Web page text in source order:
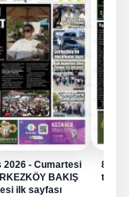
2026 - Cumartesi
BAKIŞ
ilk sayfası
8
tarihli